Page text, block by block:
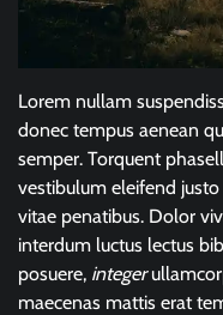
Lorem nullam
donec tempus aenean
semper. Torquent
vestibulum eleifend
vitae penatibus. Dolor
interdum luctus lectus
posuere, integer
maecenas mattis erat